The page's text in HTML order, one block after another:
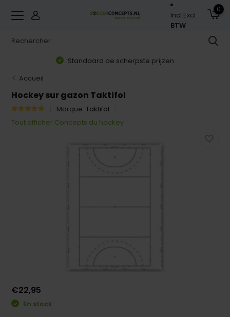
Incl.Excl.
BTW
0
Standaard de scherpste prijzen
Accueil
Hockey sur gazon Taktifol
Marque:Taktifol
Tout afficher Concepts du hockey
€22,95
En stock: